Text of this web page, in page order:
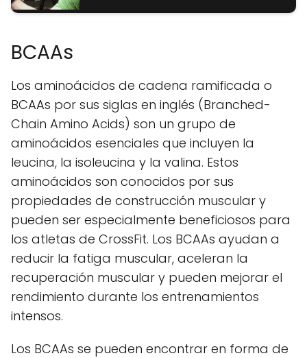
BCAAs
Los aminoácidos de cadena ramificada o
BCAAs por sus siglas en inglés (Branched-
Chain Amino Acids) son un grupo de
aminoácidos esenciales que incluyen la
leucina, la isoleucina y la valina. Estos
aminoácidos son conocidos por sus
propiedades de construcción muscular y
pueden ser especialmente beneficiosos para
los atletas de CrossFit. Los BCAAs ayudan a
reducir la fatiga muscular, aceleran la
recuperación muscular y pueden mejorar el
rendimiento durante los entrenamientos
intensos.
Los BCAAs se pueden encontrar en forma de